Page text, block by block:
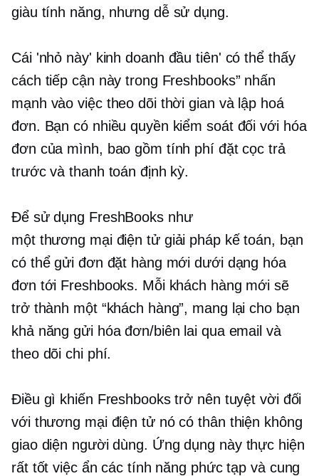
giàu tính năng, nhưng dễ sử dụng.
Cái 'nhỏ này' kinh doanh đầu tiên' có thể thấy
cách tiếp cận này trong Freshbooks” nhấn
mạnh vào việc theo dõi thời gian và lập hoá
đơn. Bạn có nhiều quyền kiểm soát đối với hóa
đơn của mình, bao gồm tính phí đặt cọc trả
trước và thanh toán định kỳ.
Để sử dụng FreshBooks như
một thương mại điện tửgiải pháp kế toán, bạn
có thể gửi đơn đặt hàng mới dưới dạng hóa
đơn tới Freshbooks. Mỗi khách hàng mới sẽ
trở thành một “khách hàng”, mang lại cho bạn
khả năng gửi hóa đơn/biên lai qua email và
theo dõi chi phí.
Điều gì khiến Freshbooks trở nên tuyệt vời đối
với thương mại điện tửnó có thân thiện không
giao diện người dùng. Ứng dụng này thực hiện
rất tốt việc ẩn các tính năng phức tạp và cung